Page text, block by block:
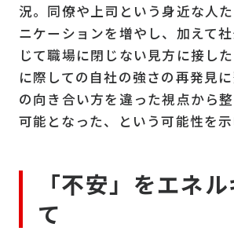
況。同僚や上司という身近な人
ニケーションを増やし、加えて
じて職場に閉じない見方に接し
に際しての自社の強さの再発見
の向き合い方を違った視点から
可能となった、という可能性を示
「不安」をエネ
て